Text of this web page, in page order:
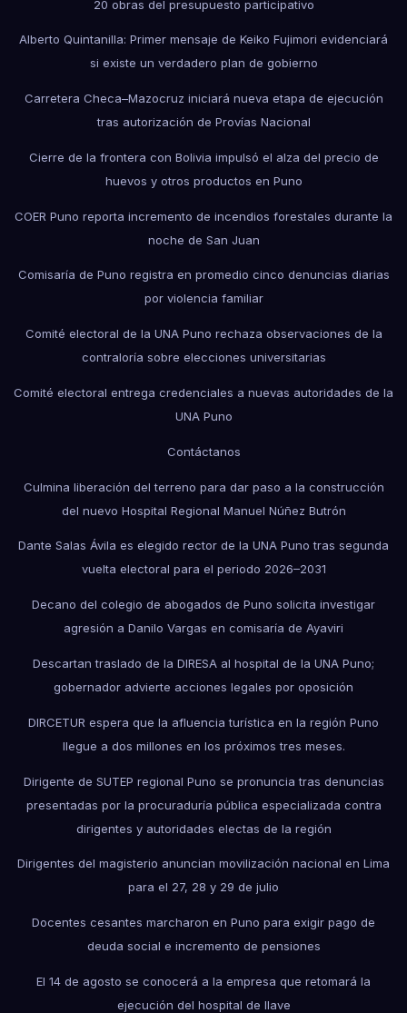
20 obras del presupuesto participativo
Alberto Quintanilla: Primer mensaje de Keiko Fujimori evidenciará
si existe un verdadero plan de gobierno
Carretera Checa–Mazocruz iniciará nueva etapa de ejecución
tras autorización de Provías Nacional
Cierre de la frontera con Bolivia impulsó el alza del precio de
huevos y otros productos en Puno
COER Puno reporta incremento de incendios forestales durante la
noche de San Juan
Comisaría de Puno registra en promedio cinco denuncias diarias
por violencia familiar
Comité electoral de la UNA Puno rechaza observaciones de la
contraloría sobre elecciones universitarias
Comité electoral entrega credenciales a nuevas autoridades de la
UNA Puno
Contáctanos
Culmina liberación del terreno para dar paso a la construcción
del nuevo Hospital Regional Manuel Núñez Butrón
Dante Salas Ávila es elegido rector de la UNA Puno tras segunda
vuelta electoral para el periodo 2026–2031
Decano del colegio de abogados de Puno solicita investigar
agresión a Danilo Vargas en comisaría de Ayaviri
Descartan traslado de la DIRESA al hospital de la UNA Puno;
gobernador advierte acciones legales por oposición
DIRCETUR espera que la afluencia turística en la región Puno
llegue a dos millones en los próximos tres meses.
Dirigente de SUTEP regional Puno se pronuncia tras denuncias
presentadas por la procuraduría pública especializada contra
dirigentes y autoridades electas de la región
Dirigentes del magisterio anuncian movilización nacional en Lima
para el 27, 28 y 29 de julio
Docentes cesantes marcharon en Puno para exigir pago de
deuda social e incremento de pensiones
El 14 de agosto se conocerá a la empresa que retomará la
ejecución del hospital de Ilave